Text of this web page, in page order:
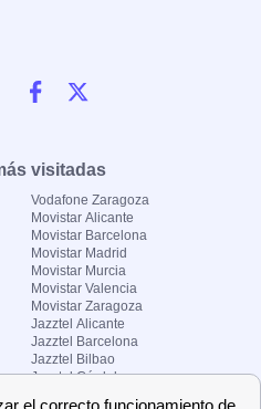
visitadas
Vodafone Zaragoza
Movistar Alicante
Movistar Barcelona
Movistar Madrid
Movistar Murcia
Movistar Valencia
Movistar Zaragoza
Jazztel Alicante
Jazztel Barcelona
Jazztel Bilbao
Jazztel Córdoba